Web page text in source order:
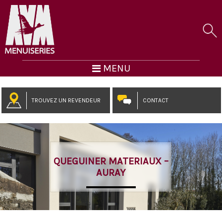
MENU
TROUVEZ UN REVENDEUR CONTACT
QUEGUINER MATERIAUX –
AURAY